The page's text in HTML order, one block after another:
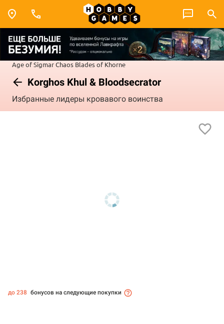
Age of SigmarChaos Blades of Khorne
Korghos Khul & Bloodsecrator
Избранные лидеры кровавого воинства
до 238 бонусов на следующие покупки